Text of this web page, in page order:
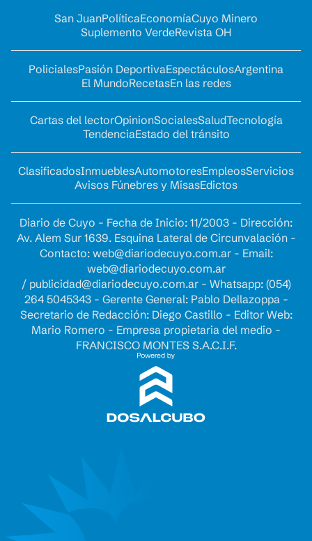
San JuanPolíticaEconomíaCuyo Minero
Suplemento VerdeRevista OH
PolicialesPasión DeportivaEspectáculosArgentina
El MundoRecetasEn las redes
Cartas del lectorOpinionSocialesSaludTecnología
TendenciaEstado del tránsito
ClasificadosInmueblesAutomotoresEmpleosServicios
Avisos Fúnebres y MisasEdictos
Diario de Cuyo - Fecha de Inicio: 11/2003 - Dirección:
Av. Alem Sur 1639. Esquina Lateral de Circunvalación -
Contacto: web@diariodecuyo.com.ar- Email:
web@diariodecuyo.com.ar
/ publicidad@diariodecuyo.com.ar- Whatsapp: (054)
264 5045343 - Gerente General: Pablo Dellazoppa -
Secretario de Redacción: Diego Castillo - Editor Web:
Mario Romero - Empresa propietaria del medio -
FRANCISCO MONTES S.A.C.I.F.